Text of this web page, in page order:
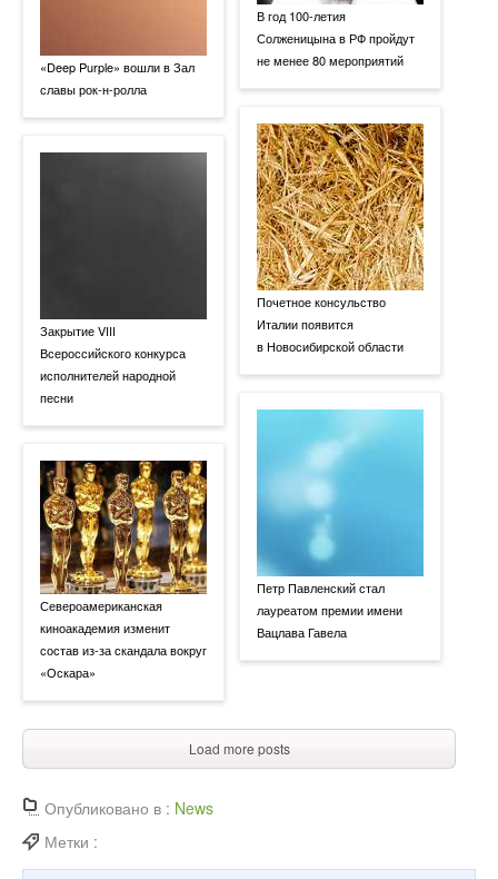
«Deep Purple» вошли в Зал
славы рок-н-ролла
Закрытие VIII
Всероссийского конкурса
исполнителей народной
песни
Североамериканская
киноакадемия изменит
состав из-за скандала вокруг
«Оскара»
В год 100-летия
Солженицына в РФ пройдут
не менее 80 мероприятий
Почетное консульство
Италии появится
в Новосибирской области
Петр Павленский стал
лауреатом премии имени
Вацлава Гавела
Load more posts
Опубликовано в : News
Метки :